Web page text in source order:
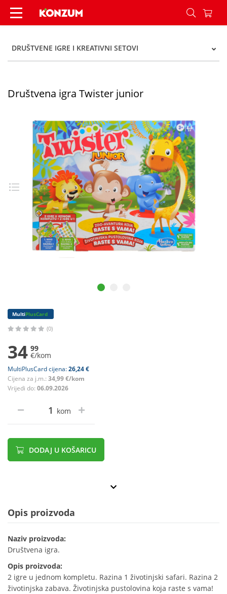
Društvena igra Twister junior - Konzum
DRUŠTVENE IGRE I KREATIVNI SETOVI
Društvena igra Twister junior
MultiPlusCard
(0)
34 99
€/kom
MultiPlusCard cijena:26,24 €
Cijena za j.m.: 34,99 €/kom
Vrijedi do: 06.09.2026
kom
DODAJ U KOŠARICU
Opis proizvoda
Naziv proizvoda:
Društvena igra.
Opis proizvoda:
2 igre u jednom kompletu. Razina 1 životinjski safari. Razina 2
životinjska zabava. Životinjska pustolovina koja raste s vama!